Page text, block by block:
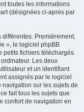
toutes les informations
(désignées ci-après par
Premièrement,
», le logiciel phpBB
petits fichiers téléchargés
Les deux
et un identifiant
assignés par le logiciel
sur les sujets de
fait tous les sujets que
confort de navigation en